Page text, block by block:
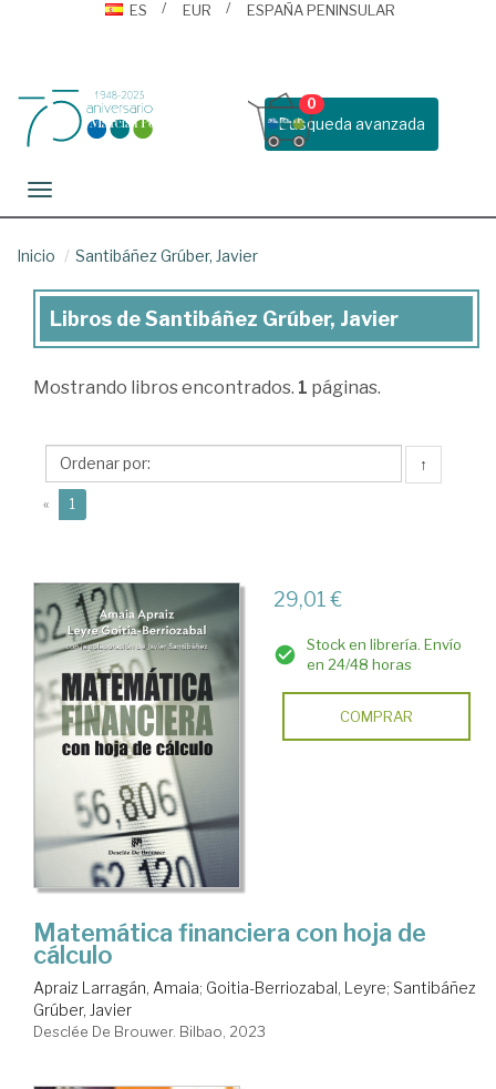
ES
EUR ESPAÑA PENINSULAR
Busqueda avanzada
0
Toggle navigation
Inicio Santibáñez Grúber, Javier
Libros
Santibáñez
Javier
Libros de Santibáñez Grúber, Javier
Mostrando libros encontrados. 1 páginas.
↑
« 1
29,01 €
Stock en librería. Envío
en 24/48 horas
COMPRAR
Matemática financiera con hoja de
cálculo
Apraiz Larragán, Amaia; Goitia-Berriozabal, Leyre; Santibáñez
Grúber, Javier
Desclée De Brouwer. Bilbao, 2023